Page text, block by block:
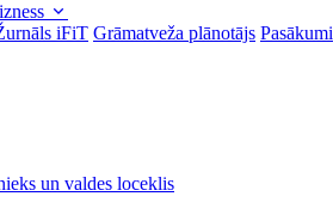
iFiT Grāmatveža plānotājs Pasākumi
un valdes loceklis